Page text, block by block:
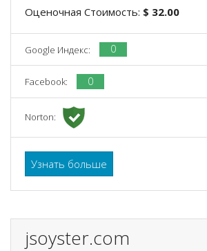
Оценочная Стоимость: $ 32.00
Google Индекс: 0
Facebook: 0
Norton:
Узнать больше
jsoyster.com